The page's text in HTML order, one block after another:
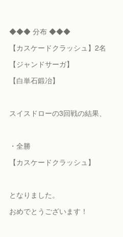
◆◆◆ 分布 ◆◆◆
【カスケードクラッシュ】2名
【ジャンドサーガ】
【白単石鍛冶】
スイスドローの3回戦の結果、
・全勝
【カスケードクラッシュ】
となりました。
おめでとうございます！